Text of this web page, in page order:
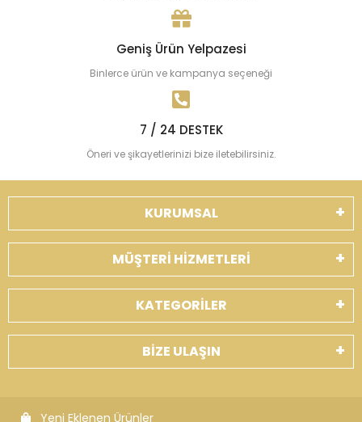
Geniş Ürün Yelpazesi
Binlerce ürün ve kampanya seçeneği
7 / 24 DESTEK
Öneri ve şikayetlerinizi bize iletebilirsiniz.
KURUMSAL
MÜŞTERİ HİZMETLERİ
KATEGORİLER
BİZE ULAŞIN
Yeni Eklenen Ürünler